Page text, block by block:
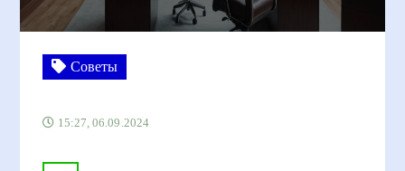
Советы
15:27, 06.09.2024